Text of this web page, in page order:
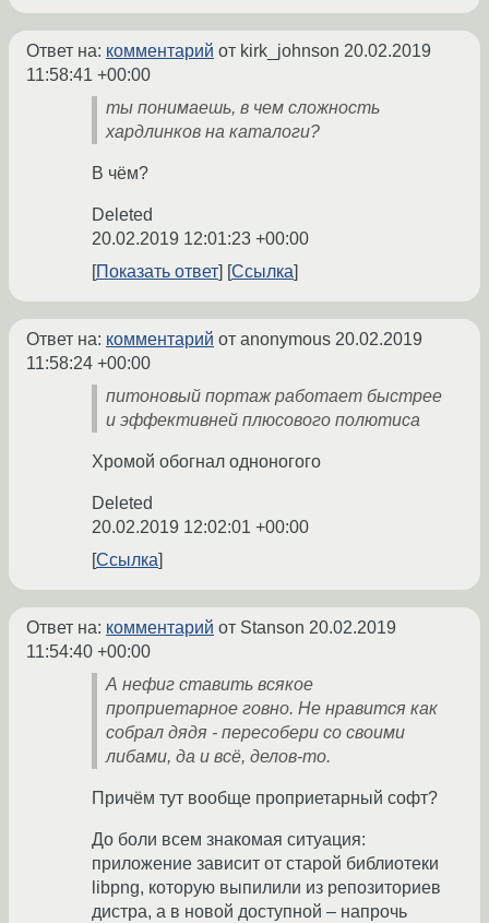
Ответ на: комментарий от kirk_johnson 20.02.2019
11:58:41 +00:00
ты понимаешь, в чем сложность
хардлинков на каталоги?
В чём?
Deleted
20.02.2019 12:01:23 +00:00
Показать ответ
Ссылка
Ответ на: комментарий от anonymous 20.02.2019
11:58:24 +00:00
питоновый портаж работает быстрее
и эффективней плюсового полютиса
Хромой обогнал одноногого
Deleted
20.02.2019 12:02:01 +00:00
Ссылка
Ответ на: комментарий от Stanson 20.02.2019
11:54:40 +00:00
А нефиг ставить всякое
проприетарное говно. Не нравится как
собрал дядя - пересобери со своими
либами, да и всё, делов-то.
Причём тут вообще проприетарный софт?
До боли всем знакомая ситуация:
приложение зависит от старой библиотеки
libpng, которую выпилили из репозиториев
дистра, а в новой доступной – напрочь